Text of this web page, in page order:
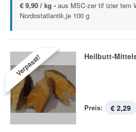
€ 9,90 / kg - aus MSC-zer tif izier tem
Nordostatlantik,je 100 g
Verpasst! Heilbutt-
Preis: € 2,29